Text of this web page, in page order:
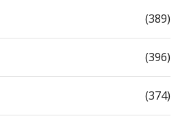
(389)
(396)
(374)